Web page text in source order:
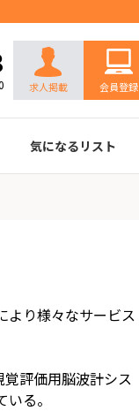
求人掲載 会員登録
気になるリスト
り様々なサービス
評価用脳波計シス
る。